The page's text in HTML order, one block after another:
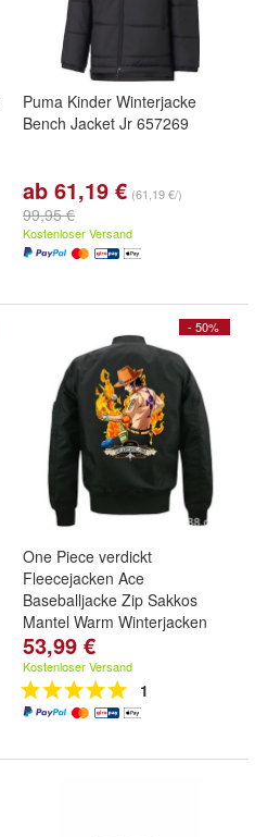
Puma Kinder Winterjacke
Bench Jacket Jr 657269
ab 61,19 € (61,19 €/)
99,95 €
Kostenloser Versand
- 50%
One Piece verdickt
Fleecejacken Ace
Baseballjacke Zip Sakkos
Mantel Warm Winterjacken
53,99 €
Kostenloser Versand
1